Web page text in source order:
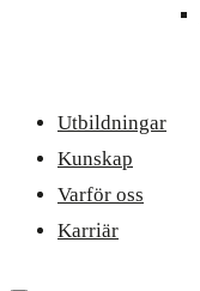
Utbildningar
Kunskap
Varför oss
Karriär